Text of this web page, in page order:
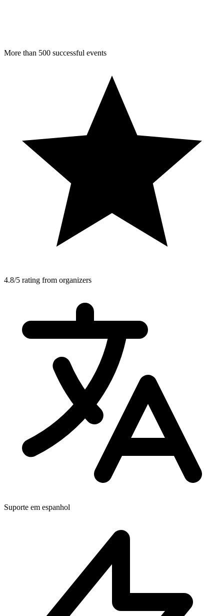
More than 500 successful events
4.8/5 rating from organizers
Suporte em espanhol